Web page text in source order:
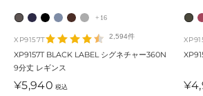
ム
ー
ド
・
グ
シ
ェ
ー
ド
・
ブ
ラ
ッ
ク
リ
ビ
ン
グ
・
ダ
リ
ア
ワ
ウ
ィ
ン
+16
XP9157T 2,594件
XP9157T BLACK LABEL シグネチャー360N
9分丈 レギンス
セ
¥5,940 税込
オ
ー
タ
・
セ